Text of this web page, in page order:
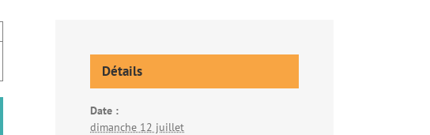
Détails
Date :
dimanche 12 juillet